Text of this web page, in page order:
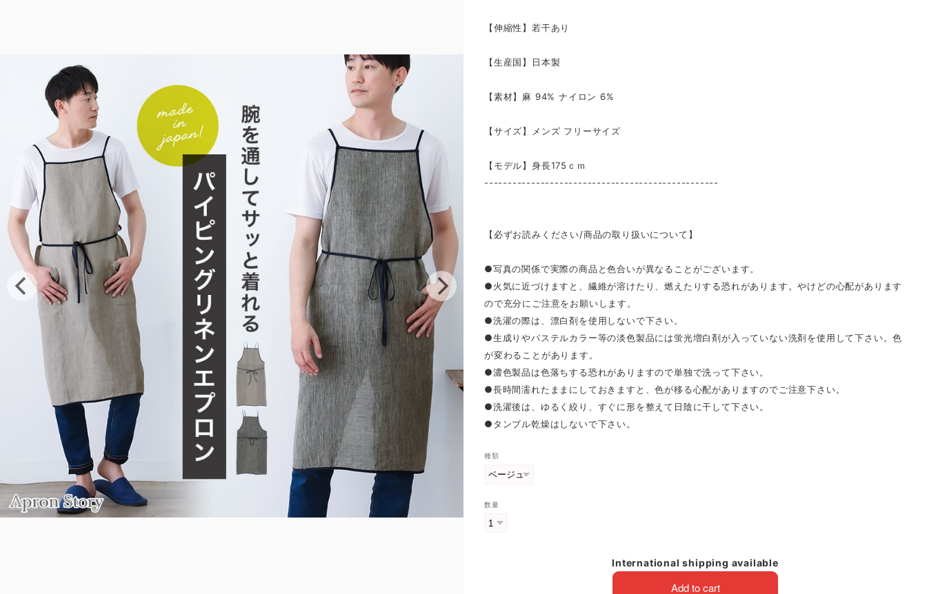
【伸縮性】若干あり
【生産国】日本製
【素材】麻 94% ナイロン 6%
【サイズ】メンズ フリーサイズ
【モデル】身長175ｃｍ
--------------------------------------------------
【必ずお読みください/商品の取り扱いについて】
●写真の関係で実際の商品と色合いが異なることがございます。
●火気に近づけますと、繊維が溶けたり、燃えたりする恐れがあります。やけどの心配があります
ので充分にご注意をお願いします。
●洗濯の際は、漂白剤を使用しないで下さい。
●生成りやパステルカラー等の淡色製品には蛍光増白剤が入っていない洗剤を使用して下さい。色
が変わることがあります。
●濃色製品は色落ちする恐れがありますので単独で洗って下さい。
●長時間濡れたままにしておきますと、色が移る心配がありますのでご注意下さい。
●洗濯後は、ゆるく絞り、すぐに形を整えて日陰に干して下さい。
●タンブル乾燥はしないで下さい。
種類
数量
International shipping available
Add to cart